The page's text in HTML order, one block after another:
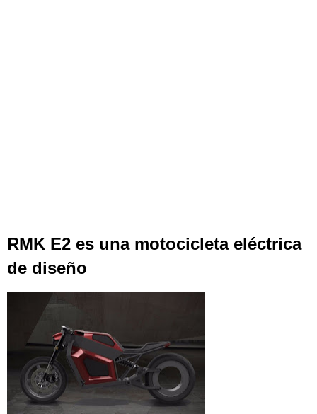
RMK E2 es una motocicleta eléctrica
de diseño